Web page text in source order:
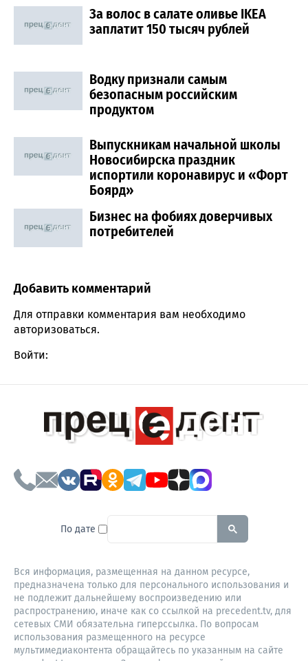
За волос в салате оливье IKEA
заплатит 150 тысяч рублей
Водку признали самым
безопасным российским
продуктом
Выпускникам начальной школы
Новосибирска праздник
испортили коронавирус и «Форт
Боярд»
Бизнес на фобиях доверчивых
потребителей
Comment section
Добавить комментарий
Для отправки комментария вам необходимо
авторизоваться.
Войти:
По дате To search this site, enter a
Вся информация, размещенная на данном ресурсе,
предназначена только для персонального использования и
не подлежит дальнейшему воспроизведению или
распространению, иначе как со ссылкой на precedent.tv, для
сетевых СМИ обязательна гиперссылка. По вопросам
использования размещенного на ресурсе
мультимедиаконтента обращайтесь по указанным на сайте